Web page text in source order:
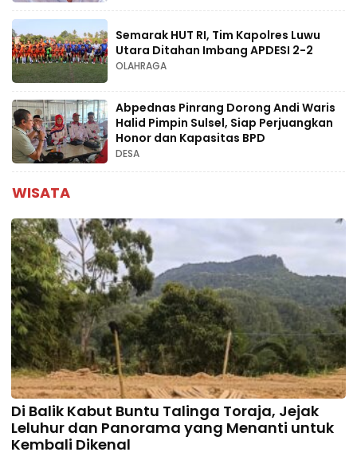
Semarak HUT RI, Tim Kapolres Luwu
Utara Ditahan Imbang APDESI 2-2
OLAHRAGA
Abpednas Pinrang Dorong Andi Waris
Halid Pimpin Sulsel, Siap Perjuangkan
Honor dan Kapasitas BPD
DESA
WISATA
Di Balik Kabut Buntu Talinga Toraja, Jejak
Leluhur dan Panorama yang Menanti untuk
Kembali Dikenal